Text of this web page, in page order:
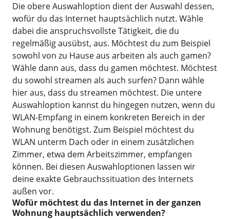
Die obere Auswahloption dient der Auswahl dessen,
wofür du das Internet hauptsächlich nutzt. Wähle
dabei die anspruchsvollste Tätigkeit, die du
regelmäßig ausübst, aus. Möchtest du zum Beispiel
sowohl von zu Hause aus arbeiten als auch gamen?
Wähle dann aus, dass du gamen möchtest. Möchtest
du sowohl streamen als auch surfen? Dann wähle
hier aus, dass du streamen möchtest. Die untere
Auswahloption kannst du hingegen nutzen, wenn du
WLAN-Empfang in einem konkreten Bereich in der
Wohnung benötigst. Zum Beispiel möchtest du
WLAN unterm Dach oder in einem zusätzlichen
Zimmer, etwa dem Arbeitszimmer, empfangen
können. Bei diesen Auswahloptionen lassen wir
deine exakte Gebrauchssituation des Internets
außen vor.
Wofür möchtest du das Internet in der ganzen
Wohnung hauptsächlich verwenden?